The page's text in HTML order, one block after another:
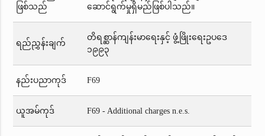
ဖြစ်သည်
ဆောင်ရွက်မှုရှိမည်ဖြစ်ပါသည်။
ရည်ညွှန်းချက်
တိရစ္ဆာန်ကျန်းမာရေးနှင့် ဖွံ့ဖြိုးရေးဥပဒေ
၁၉၉၃
နည်းပညာကုဒ် F69
ယူအမ်ကုဒ် F69 - Additional charges n.e.s.